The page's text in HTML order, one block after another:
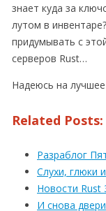
знает куда за
лутом в
придумывать с
серверов Rust…
Надеюсь на
Related Posts:
Разраблог
Слухи, глюки
Новости Rust
И снова двери